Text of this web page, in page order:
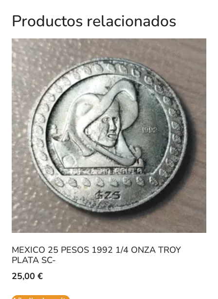
Productos relacionados
MEXICO 25 PESOS 1992 1/4 ONZA TROY
PLATA SC-
25,00 €